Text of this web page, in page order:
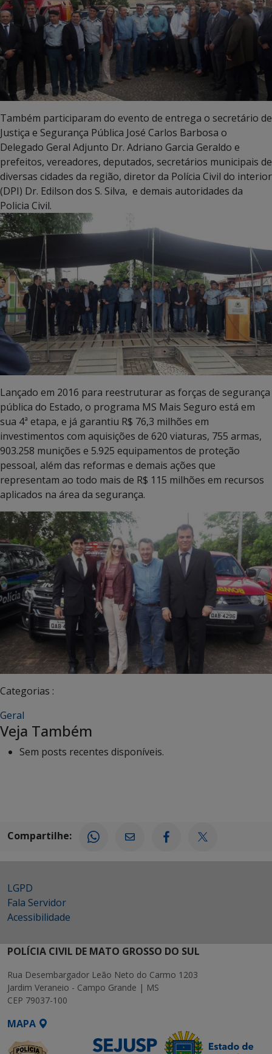
Também participaram do evento de entrega o secretário de
Justiça e Segurança Pública José Carlos Barbosa o
Delegado Geral Adjunto Dr. Adriano Garcia Geraldo e
prefeitos, vereadores, deputados, secretários municipais de
diversas cidades da região, diretor da Polícia Civil do interior
(DPI) Dr. Edilson dos S. Silva, e demais autoridades da
Policia Civil.
Lançado em 2016 para reestruturar as forças de segurança
pública do Estado, o programa MS Mais Seguro está em
sua 4ª etapa, e já garantiu R$ 76,3 milhões em
investimentos com aquisições de 620 viaturas, 755 armas,
903.258 munições e 5.925 equipamentos de proteção
pessoal, além das reformas e demais ações que
representam ao todo mais de R$ 115 milhões em recursos
aplicados na área da segurança.
Categorias :
Geral
Veja Também
Sem posts recentes disponíveis.
Compartilhe:
LGPD
Fala Servidor
Acessibilidade
POLÍCIA CIVIL DE MATO GROSSO DO SUL
Rua Desembargador Leão Neto do Carmo 1203
Jardim Veraneio - Campo Grande | MS
CEP 79037-100
MAPA